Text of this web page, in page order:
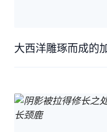
大西洋雕琢而成的